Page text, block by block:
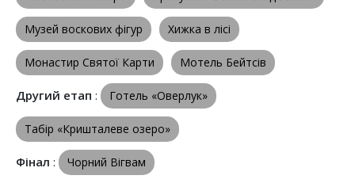
Музей воскових фігур Хижка в лісі
Монастир Святої Карти Мотель Бейтсів
Другий етап : Готель «Оверлук»
Табір «Кришталеве озеро»
Фінал : Чорний Вігвам